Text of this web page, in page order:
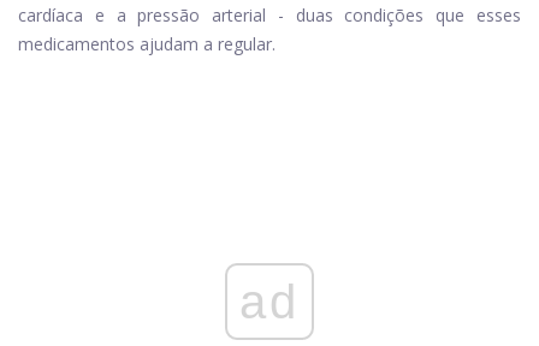
cardíaca e a pressão arterial - duas condições que esses
medicamentos ajudam a regular.
ad